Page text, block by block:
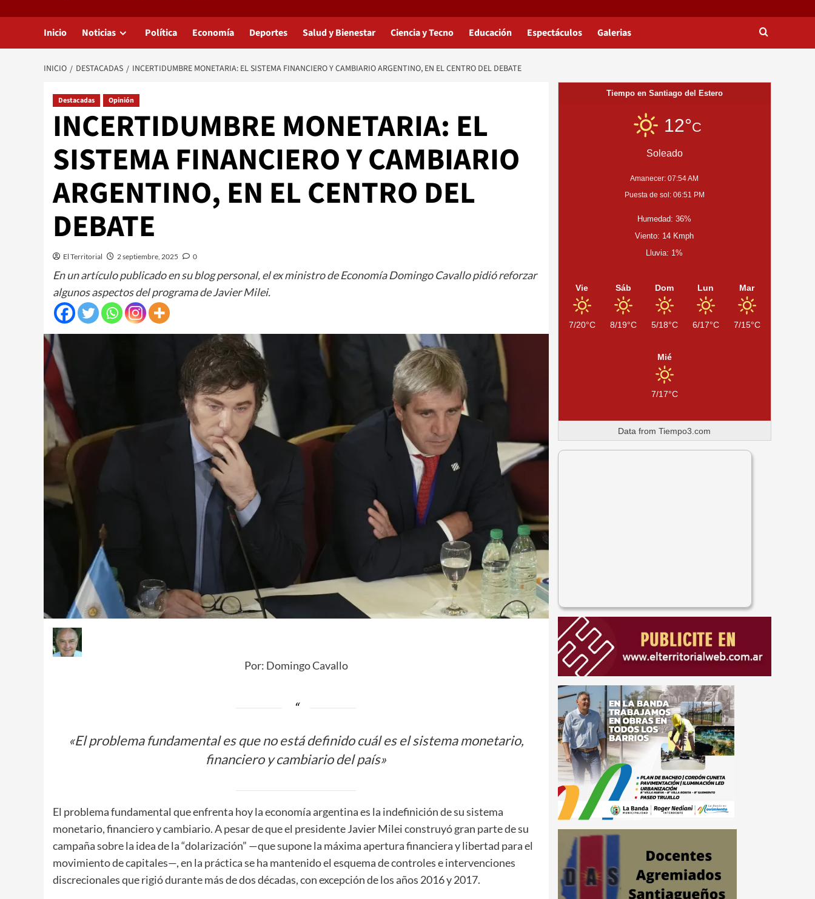
Inicio Noticias Política Economía Deportes Salud y Bienestar Ciencia y Tecno Educación Espectáculos Galerias
INICIO DESTACADAS INCERTIDUMBRE MONETARIA: EL SISTEMA FINANCIERO Y CAMBIARIO ARGENTINO, EN EL CENTRO DEL DEBATE
Destacadas Opinión
INCERTIDUMBRE MONETARIA: EL
SISTEMA FINANCIERO Y CAMBIARIO
ARGENTINO, EN EL CENTRO DEL
DEBATE
El Territorial 2 septiembre, 2025 0
En un artículo publicado en su blog personal, el ex ministro de Economía Domingo Cavallo pidió reforzar
algunos aspectos del programa de Javier Milei.
Por: Domingo Cavallo
«El problema fundamental es que no está definido cuál es el sistema monetario,
financiero y cambiario del país»
El problema fundamental que enfrenta hoy la economía argentina es la indefinición de su sistema
monetario, financiero y cambiario. A pesar de que el presidente Javier Milei construyó gran parte de su
campaña sobre la idea de la “dolarización” —que supone la máxima apertura financiera y libertad para el
movimiento de capitales—, en la práctica se ha mantenido el esquema de controles e intervenciones
discrecionales que rigió durante más de dos décadas, con excepción de los años 2016 y 2017.
Tiempo en Santiago del Estero
12°C
Soleado
Amanecer: 07:54 AM
Puesta de sol: 06:51 PM
Humedad: 36%
Viento: 14 Kmph
Lluvia: 1%
Vie
7/20°C
Sáb
8/19°C
Dom
5/18°C
Lun
6/17°C
Mar
7/15°C
Mié
7/17°C
Data fromTiempo3.com